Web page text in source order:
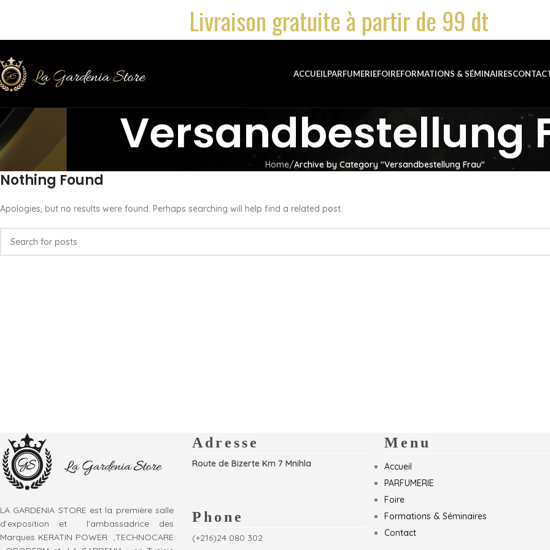
Livraison gratuite à partir de 99 dt
ACCUEILPARFUMERIEFOIREFORMATIONS & SÉMINAIRES
Versandbestellung
Home Archive by Category "Versandbestellung Frau"
Nothing Found
Apologies, but no results were found. Perhaps searching will help find a related post.
LA GARDENIA STORE est la première salle
d’exposition et l’ambassadrice des
Marques KERATIN POWER ,TECHNOCARE
Adresse
Route de Bizerte Km 7 Mnihla
Phone
(+216)24 080 302
Menu
Accueil
PARFUMERIE
Foire
Formations & Séminaires
Contact